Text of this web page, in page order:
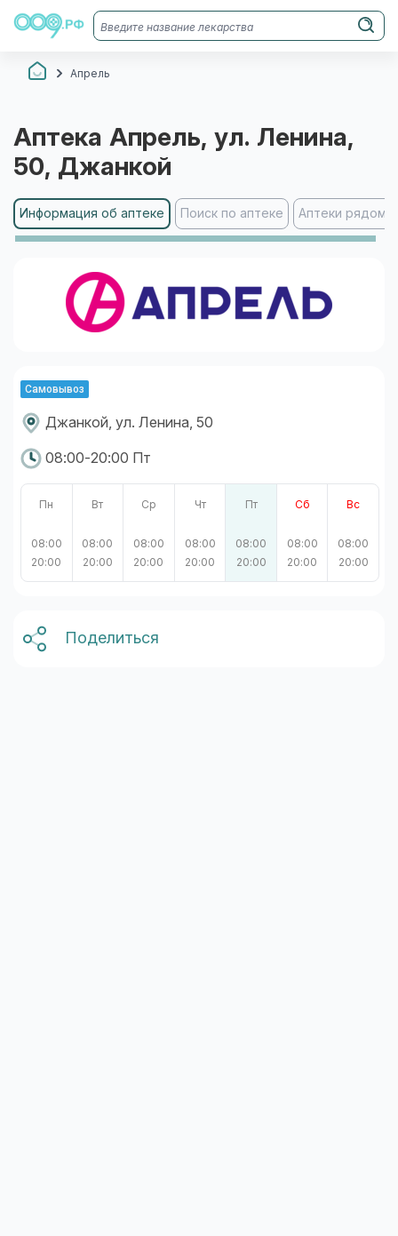
Апрель
Аптека Апрель, ул. Ленина,
50, Джанкой
Информация об аптеке Поиск по аптеке Аптеки рядом
Самовывоз
Джанкой, ул. Ленина, 50
08:00-20:00 Пт
Пн
08:00
20:00
Вт
08:00
20:00
Ср
08:00
20:00
Чт
08:00
20:00
Пт
08:00
20:00
Сб
08:00
20:00
Вс
08:00
20:00
Поделиться